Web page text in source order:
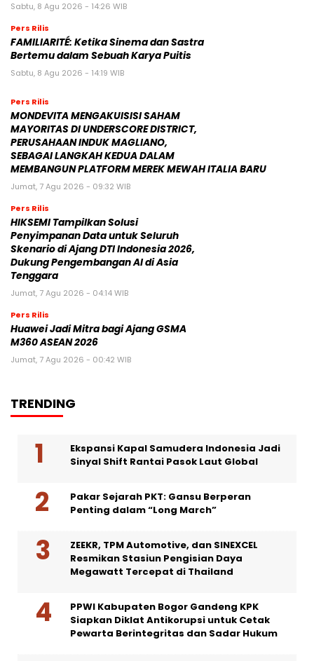
Sabtu, 8 Agu 2026 - 14:26 WIB
Pers Rilis
FAMILIARITÉ: Ketika Sinema dan Sastra
Bertemu dalam Sebuah Karya Puitis
Sabtu, 8 Agu 2026 - 14:19 WIB
Pers Rilis
MONDEVITA MENGAKUISISI SAHAM
MAYORITAS DI UNDERSCORE DISTRICT,
PERUSAHAAN INDUK MAGLIANO,
SEBAGAI LANGKAH KEDUA DALAM
MEMBANGUN PLATFORM MEREK MEWAH ITALIA BARU
Jumat, 7 Agu 2026 - 09:32 WIB
Pers Rilis
HIKSEMI Tampilkan Solusi
Penyimpanan Data untuk Seluruh
Skenario di Ajang DTI Indonesia 2026,
Dukung Pengembangan AI di Asia
Tenggara
Jumat, 7 Agu 2026 - 04:14 WIB
Pers Rilis
Huawei Jadi Mitra bagi Ajang GSMA
M360 ASEAN 2026
Jumat, 7 Agu 2026 - 00:42 WIB
TRENDING
Ekspansi Kapal Samudera Indonesia Jadi
Sinyal Shift Rantai Pasok Laut Global
Pakar Sejarah PKT: Gansu Berperan
Penting dalam “Long March”
ZEEKR, TPM Automotive, dan SINEXCEL
Resmikan Stasiun Pengisian Daya
Megawatt Tercepat di Thailand
PPWI Kabupaten Bogor Gandeng KPK
Siapkan Diklat Antikorupsi untuk Cetak
Pewarta Berintegritas dan Sadar Hukum